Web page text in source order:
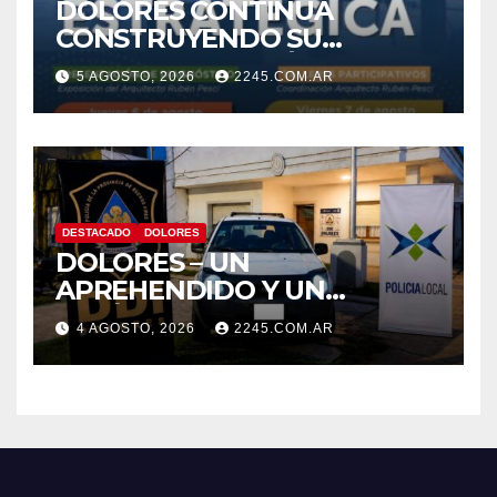
DOLORES CONTINÚA
CONSTRUYENDO SU
AGENDA ESTRATÉGICA CON
NUEVAS JORNADAS
PARTICIPATIVAS
5 AGOSTO, 2026 2245.COM.AR
DESTACADO DOLORES
DOLORES – UN
APREHENDIDO Y UN
VEHÍCULO SECUESTRADO
TRAS DISPAROS Y
AMENAZAS
4 AGOSTO, 2026 2245.COM.AR